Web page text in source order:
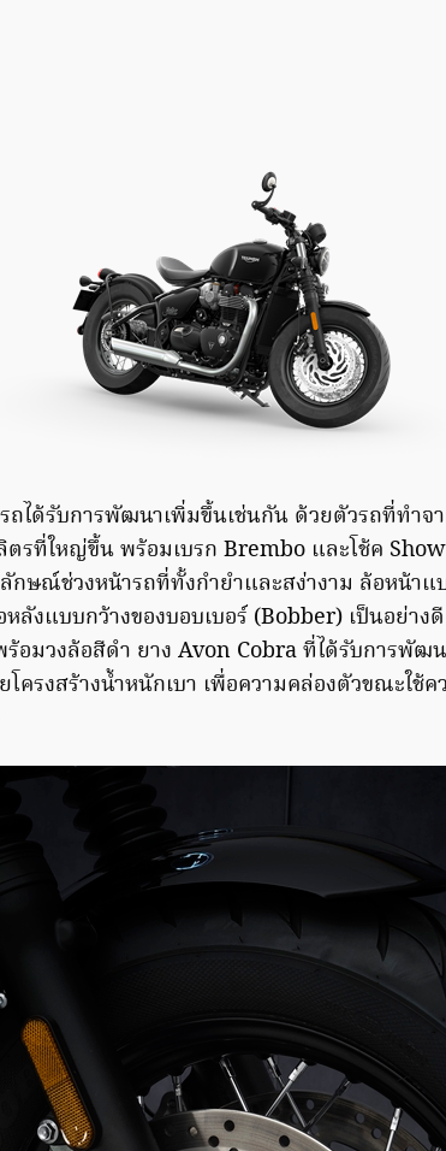
ได้รับการพัฒนาเพิ่มขึ้นเช่นกัน ด้วยตัวรถที่ทำจา
ตรที่ใหญ่ขึ้น พร้อมเบรก Brembo และโช้ค
กษณ์ช่วงหน้ารถที่ทั้งกำยำและสง่างาม ล้อหน้าแ
ลังแบบกว้างของบอบเบอร์ (Bobber) เป็นอย่าง
มวงล้อสีดำ ยาง Avon Cobra ที่ได้รับการพัฒ
ครงสร้างน้ำหนักเบา เพื่อความคล่องตัวขณะใช้ค